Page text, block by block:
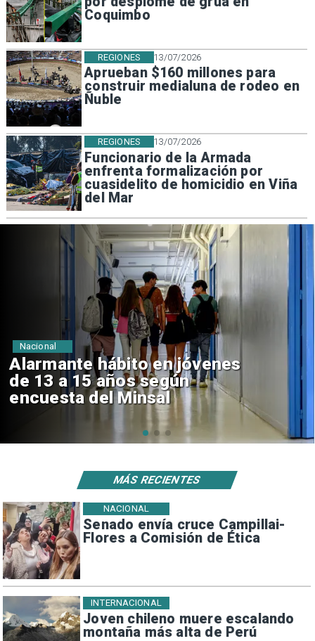
Coquimbo
13/07/2026
Aprueban $160 millones para
construir medialuna de rodeo en
Ñuble
REGIONES
13/07/2026
Funcionario de la Armada
enfrenta formalización por
cuasidelito de homicidio en Viña
del Mar
REGIONES
Aprueban creación del Parque
Sebastián Piñera con inversión
de $4 mil millones
Regiones
Senado envía cruce Campillai-
Flores a Comisión de Ética
NACIONAL
Joven chileno muere escalando
montaña más alta de Perú
INTERNACIONAL
MÁS RECIENTES